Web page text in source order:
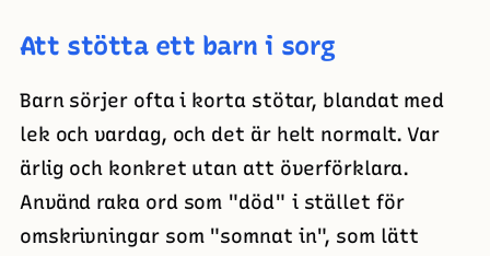
Att stötta ett barn i sorg
Barn sörjer ofta i korta stötar, blandat med
lek och vardag, och det är helt normalt. Var
ärlig och konkret utan att överförklara.
Använd raka ord som "död" i stället för
omskrivningar som "somnat in", som lätt